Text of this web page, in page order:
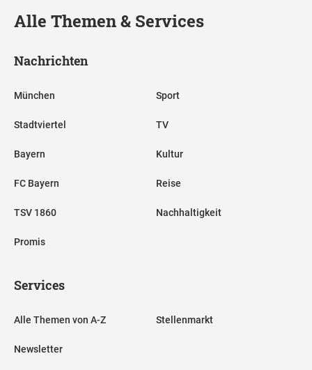
Alle Themen & Services
Nachrichten
München
Stadtviertel
Bayern
FC Bayern
TSV 1860
Promis
Sport
TV
Kultur
Reise
Nachhaltigkeit
Services
Alle Themen von A-Z
Newsletter
Stellenmarkt